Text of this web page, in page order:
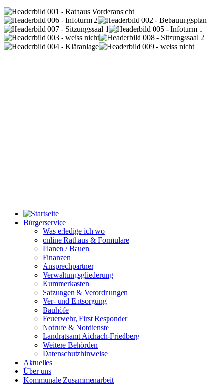
Bürgerservice
Was erledige ich wo
online Rathaus & Formulare
Planen / Bauen
Finanzen
Ansprechpartner
Verwaltungsgliederung
Kummerkasten
Satzungen & Verordnungen
Ver- und Entsorgung
Bauhöfe
Feuerwehr, First Responder
Notrufe & Notdienste
Landratsamt Aichach-Friedberg
Weitere Behörden
Datenschutzhinweise
Aktuelles
Über uns
Kommunale Zusammenarbeit